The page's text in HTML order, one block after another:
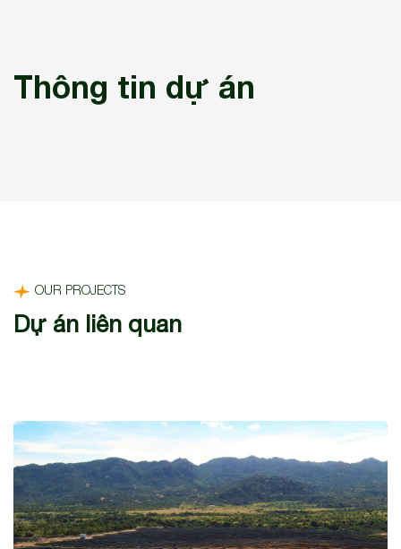
Thông tin dự án
OUR PROJECTS
Dự án liên quan